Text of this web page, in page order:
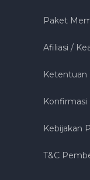
Paket
Afiliasi /
Ketentuan
Kebijakan
T&C